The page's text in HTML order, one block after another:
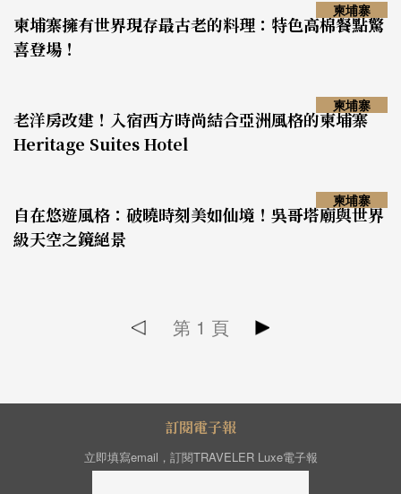
柬埔寨擁有世界現存最古老的料理：特色高棉餐點驚
喜登場！
柬埔寨
老洋房改建！入宿西方時尚結合亞洲風格的柬埔寨
Heritage Suites Hotel
柬埔寨
自在悠遊風格：破曉時刻美如仙境！吳哥塔廟與世界
級天空之鏡絕景
柬埔寨
第 1 頁
訂閱電子報
立即填寫email，訂閱TRAVELER Luxe電子報